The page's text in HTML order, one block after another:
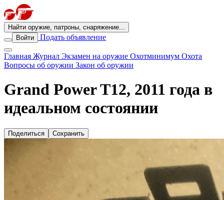
Найти оружие, патроны, снаряжение...
Войти
Подать объявление
Главная Журнал Экзамен на оружие Охотминимум Охота
Вопросы об оружии Закон об оружии
Grand Power T12, 2011 года в
идеальном состоянии
Поделиться Сохранить